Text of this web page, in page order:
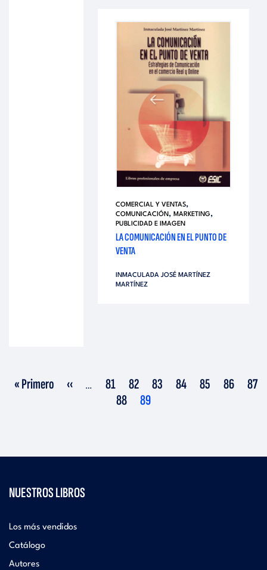
COMERCIAL Y VENTAS,
COMUNICACIÓN, MARKETING,
PUBLICIDAD E IMAGEN
LA COMUNICACIÓN EN EL PUNTO DE
VENTA
INMACULADA JOSÉ MARTÍNEZ
MARTÍNEZ
Primera
página
« Primero Página
anterior
‹‹ … Página
81 Página
82 Página
83 Página
84 Página
85 Página
86
87
Página
88 Página
actual
89
NUESTROS LIBROS
Los más vendidos
Catálogo
Autores